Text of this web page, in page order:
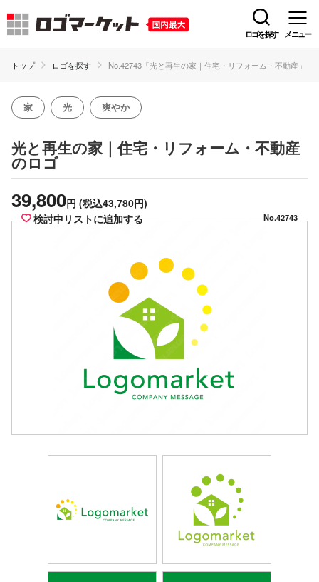
ロゴを探す メニュー
トップ ロゴを探す No.42743「光と再生の家｜住宅・リフォーム・不動産」
家 光 爽やか
光と再生の家｜住宅・リフォーム・不動産
のロゴ
39,800円 (税込43,780円)
検討中リストに追加する
No.42743